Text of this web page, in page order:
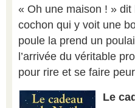
« Oh une maison ! » dit
cochon qui y voit une
poule la prend un
l’arrivée du véritable
pour rire et se faire
Le